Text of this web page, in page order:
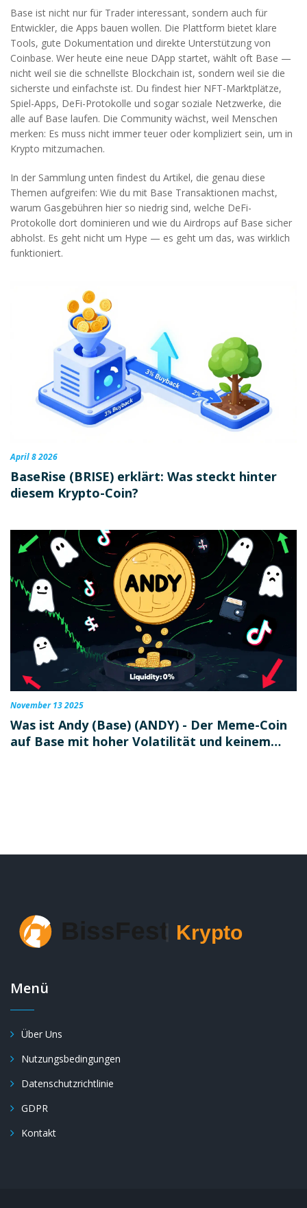
Base ist nicht nur für Trader interessant, sondern auch für
Entwickler, die Apps bauen wollen. Die Plattform bietet klare
Tools, gute Dokumentation und direkte Unterstützung von
Coinbase. Wer heute eine neue DApp startet, wählt oft Base —
nicht weil sie die schnellste Blockchain ist, sondern weil sie die
sicherste und einfachste ist. Du findest hier NFT-Marktplätze,
Spiel-Apps, DeFi-Protokolle und sogar soziale Netzwerke, die
alle auf Base laufen. Die Community wächst, weil Menschen
merken: Es muss nicht immer teuer oder kompliziert sein, um in
Krypto mitzumachen.
In der Sammlung unten findest du Artikel, die genau diese
Themen aufgreifen: Wie du mit Base Transaktionen machst,
warum Gasgebühren hier so niedrig sind, welche DeFi-
Protokolle dort dominieren und wie du Airdrops auf Base sicher
abholst. Es geht nicht um Hype — es geht um das, was wirklich
funktioniert.
April 8 2026
BaseRise (BRISE) erklärt: Was steckt hinter
diesem Krypto-Coin?
November 13 2025
Was ist Andy (Base) (ANDY) - Der Meme-Coin
auf Base mit hoher Volatilität und keinem
Menü
Über Uns
Nutzungsbedingungen
Datenschutzrichtlinie
GDPR
Kontakt